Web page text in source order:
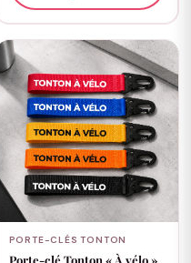
PORTE-CLÉS TONTON
Porte-clé Tonton « À vélo »